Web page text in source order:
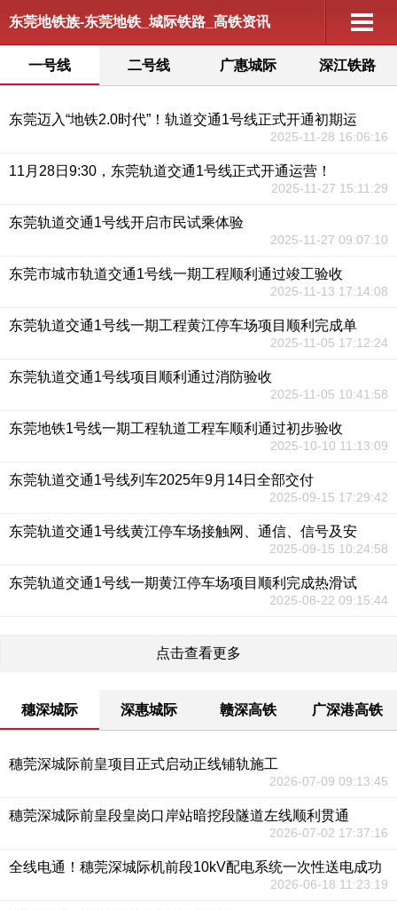
东莞地铁族-东莞地铁_城际铁路_高铁资讯
一号线 二号线 广惠城际 深江铁路
东莞迈入“地铁2.0时代”！轨道交通1号线正式开通初期运
2025-11-28 16:06:16
11月28日9:30，东莞轨道交通1号线正式开通运营！
2025-11-27 15:11:29
东莞轨道交通1号线开启市民试乘体验
2025-11-27 09:07:10
东莞市城市轨道交通1号线一期工程顺利通过竣工验收
2025-11-13 17:14:08
东莞轨道交通1号线一期工程黄江停车场项目顺利完成单
2025-11-05 17:12:24
东莞轨道交通1号线项目顺利通过消防验收
2025-11-05 10:41:58
东莞地铁1号线一期工程轨道工程车顺利通过初步验收
2025-10-10 11:13:09
东莞轨道交通1号线列车2025年9月14日全部交付
2025-09-15 17:29:42
东莞轨道交通1号线黄江停车场接触网、通信、信号及安
2025-09-15 10:24:58
东莞轨道交通1号线一期黄江停车场项目顺利完成热滑试
2025-08-22 09:15:44
点击查看更多
穗深城际 深惠城际 赣深高铁 广深港高铁
穗莞深城际前皇项目正式启动正线铺轨施工
2026-07-09 09:13:45
穗莞深城际前皇段皇岗口岸站暗挖段隧道左线顺利贯通
2026-07-02 17:37:16
全线电通！穗莞深城际机前段10kV配电系统一次性送电成功
2026-06-18 11:23:19